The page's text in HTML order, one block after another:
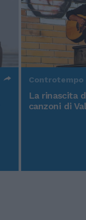
Controtempo
La rinascita
canzoni di